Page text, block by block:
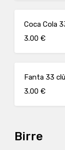
Coca Cola
3.00 €
Fanta 33 clù
3.00 €
Birre